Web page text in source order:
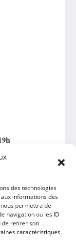
des technologies
informations des
permettra de
navigation ou les ID
de retirer son
caractéristiques